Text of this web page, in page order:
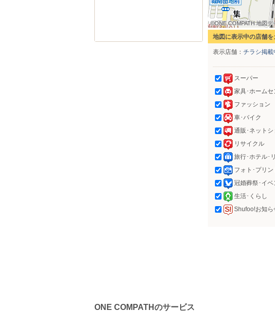
©ONE COMPATH 地図デ
©ONE COMPATH 地図デ
©ONE COMPATH 地図
©ONE COMPATH 地図
©ONE COMPATH 地図
©ONE COMPATH 地図
©ONE COMPATH 地図デ
©ONE COMPATH 地図デ
©ONE COMPATH 地図
地図に表示中の店舗を
表示店舗： チラシ掲
スーパー
家具･ホームセ
ファッション
車･バイク
通販･ネットシ
リサイクル
旅行･ホテル･
フォト･プリ
冠婚葬祭･イベ
生活･くらし
Shufoo!お知ら
ONE COMPATHのサービス